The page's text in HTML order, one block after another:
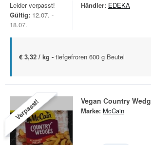
Leider verpasst!
Gültig: 12.07. -
18.07.
Händler: EDEKA
€ 3,32 / kg - tiefgefroren 600 g Beutel
Verpasst! Vegan Country
Marke: McCain